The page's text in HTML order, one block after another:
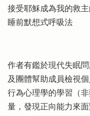
接受耶穌成為我的救
睡前默想式呼吸法
作者有鑑於現代失眠
及團體幫助成員檢視
行為心理學的學習（
量，發現正向能力來